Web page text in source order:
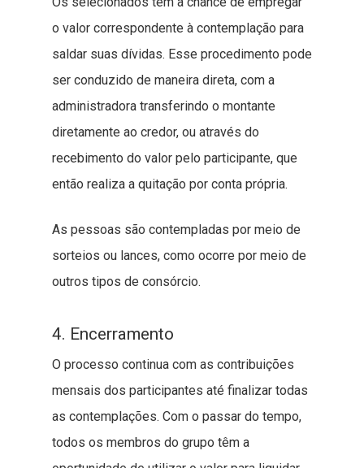
o valor correspondente à contemplação para
saldar suas dívidas. Esse procedimento pode
ser conduzido de maneira direta, com a
administradora transferindo o montante
diretamente ao credor, ou através do
recebimento do valor pelo participante, que
então realiza a quitação por conta própria.
As pessoas são contempladas por meio de
sorteios ou lances, como ocorre por meio de
outros tipos de consórcio.
4. Encerramento
O processo continua com as contribuições
mensais dos participantes até finalizar todas
as contemplações. Com o passar do tempo,
todos os membros do grupo têm a